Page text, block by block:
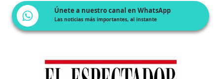
Únete a nuestro canal en WhatsApp
Las noticias más importantes, al instante